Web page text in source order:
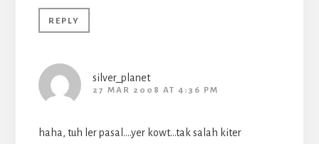
REPLY
silver_planet
27 MAR 2008 AT 4:36 PM
haha, tuh ler pasal….yer kowt…tak salah kiter